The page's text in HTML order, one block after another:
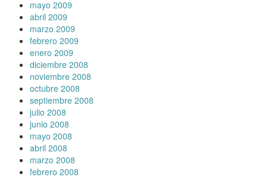
mayo 2009
abril 2009
marzo 2009
febrero 2009
enero 2009
diciembre 2008
noviembre 2008
octubre 2008
septiembre 2008
julio 2008
junio 2008
mayo 2008
abril 2008
marzo 2008
febrero 2008